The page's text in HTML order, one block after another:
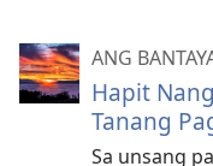
ANG
Hapit
Tanang
Sa unsang